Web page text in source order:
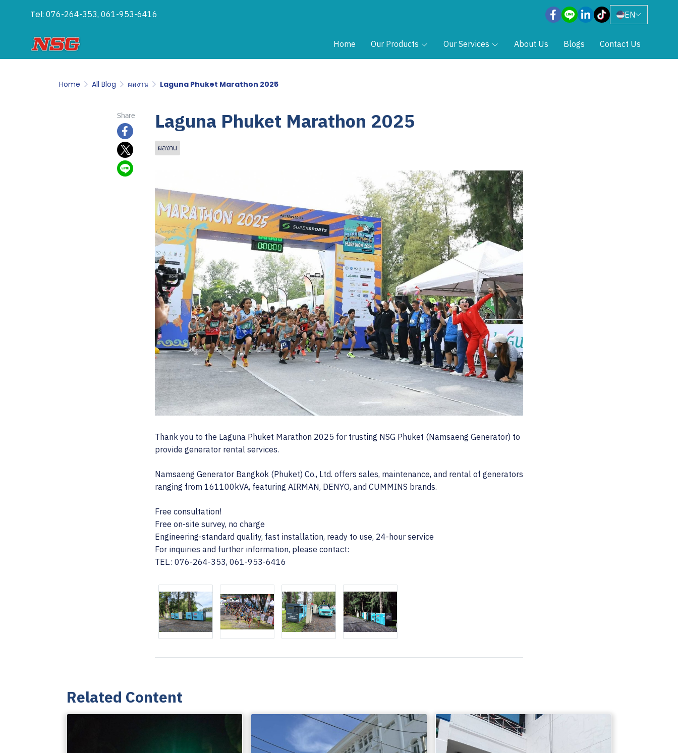
Tel: 076-264-353, 061-953-6416 EN
Home Our Products Our Services About Us Blogs Contact Us
Home All Blog ผลงาน Laguna Phuket Marathon 2025
Share Laguna Phuket Marathon 2025
ผลงาน
Thank you to the Laguna Phuket Marathon 2025 for trusting NSG Phuket (Namsaeng Generator) to
provide generator rental services.
Namsaeng Generator Bangkok (Phuket) Co., Ltd. offers sales, maintenance, and rental of generators
ranging from 161100kVA, featuring AIRMAN, DENYO, and CUMMINS brands.
Free consultation!
Free on-site survey, no charge
Engineering-standard quality, fast installation, ready to use, 24-hour service
For inquiries and further information, please contact:
TEL.: 076-264-353, 061-953-6416
Related Content